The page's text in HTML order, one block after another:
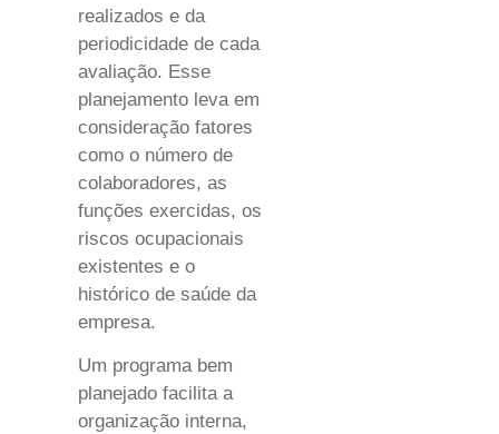
realizados e da
periodicidade de cada
avaliação. Esse
planejamento leva em
consideração fatores
como o número de
colaboradores, as
funções exercidas, os
riscos ocupacionais
existentes e o
histórico de saúde da
empresa.
Um programa bem
planejado facilita a
organização interna,